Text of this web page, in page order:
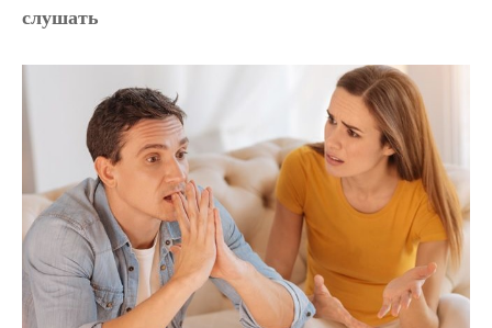
слушать